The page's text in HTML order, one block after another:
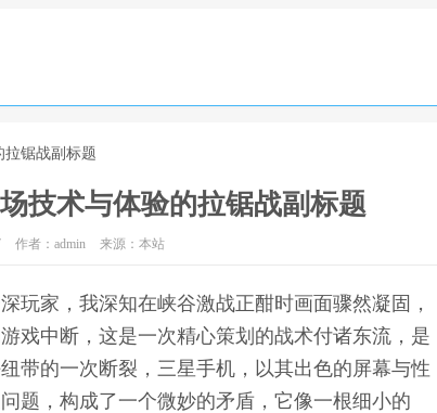
拉锯战副标题
技术与体验的拉锯战副标题
作者：admin 来源：本站
玩家，我深知在峡谷激战正酣时画面骤然凝固，
戏中断，这是一次精心策划的战术付诸东流，是
带的一次断裂，三星手机，以其出色的屏幕与性
题，构成了一个微妙的矛盾，它像一根细小的